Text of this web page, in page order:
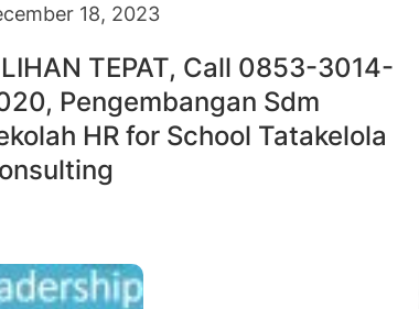
18, 2023
TEPAT, Call 0853-3014-
Pengembangan Sdm
HR for School Tatakelola